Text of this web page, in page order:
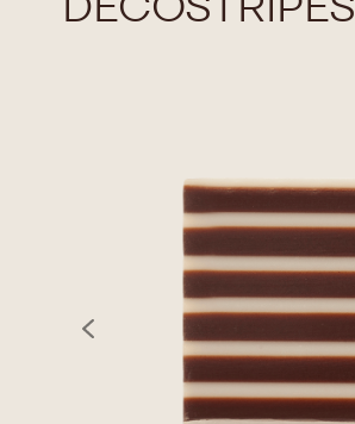
previous